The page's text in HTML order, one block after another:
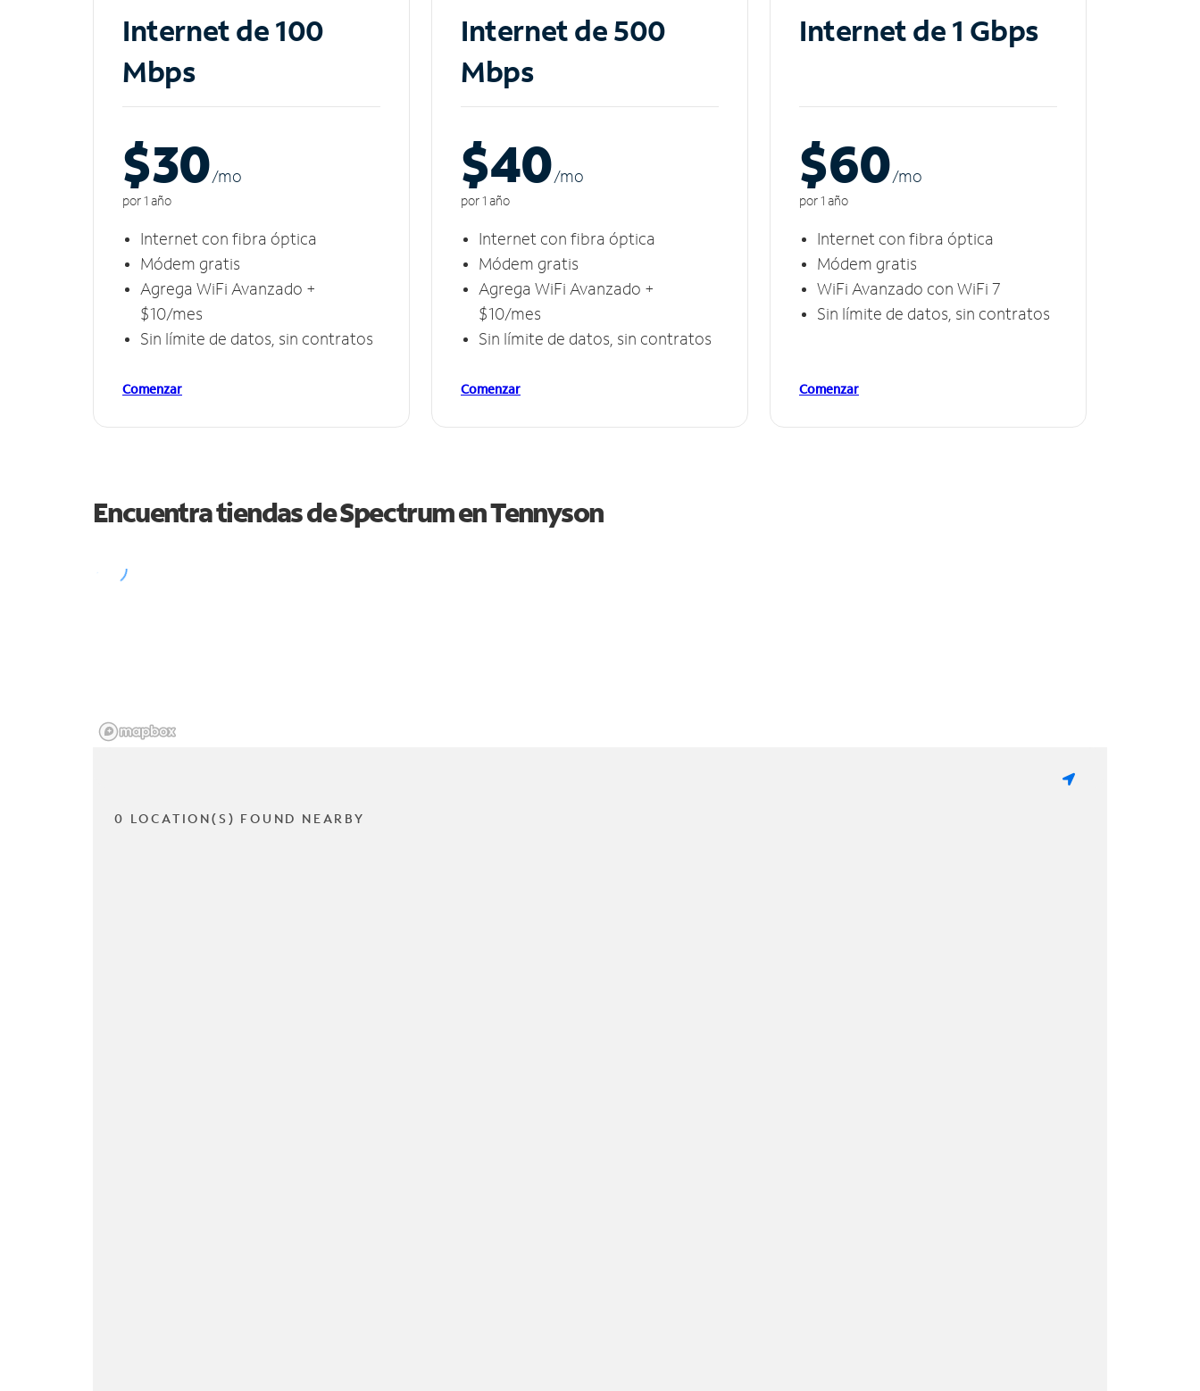
Internet de 100
Mbps
$30/mo
por 1 año
Internet con fibra óptica
Módem gratis
Agrega WiFi Avanzado +
$10/mes
Sin límite de datos, sin contratos
Comenzar
Internet de 500
Mbps
$40/mo
por 1 año
Internet con fibra óptica
Módem gratis
Agrega WiFi Avanzado +
$10/mes
Sin límite de datos, sin contratos
Comenzar
Internet de 1 Gbps
$60/mo
por 1 año
Internet con fibra óptica
Módem gratis
WiFi Avanzado con WiFi 7
Sin límite de datos, sin contratos
Comenzar
Encuentra tiendas de Spectrum enTennyson
0 LOCATION(S) FOUND NEARBY